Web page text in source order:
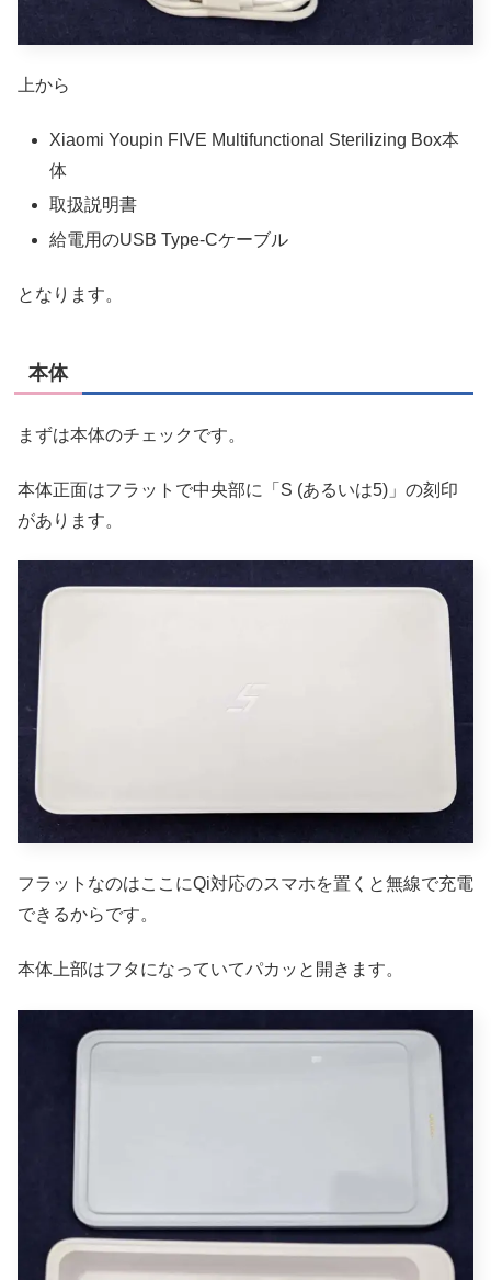
上から
Xiaomi Youpin FIVE Multifunctional Sterilizing Box本
体
取扱説明書
給電用のUSB Type-Cケーブル
となります。
本体
まずは本体のチェックです。
本体正面はフラットで中央部に「S (あるいは5)」の刻印
があります。
フラットなのはここにQi対応のスマホを置くと無線で充電
できるからです。
本体上部はフタになっていてパカッと開きます。